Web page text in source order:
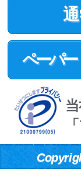
ペーパー